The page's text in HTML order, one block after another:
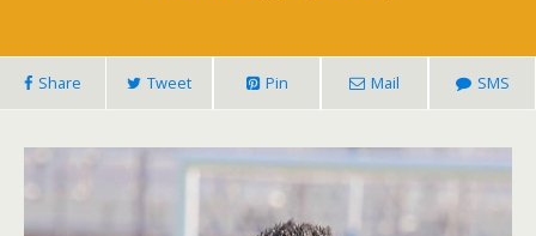
Share Tweet Pin Mail SMS